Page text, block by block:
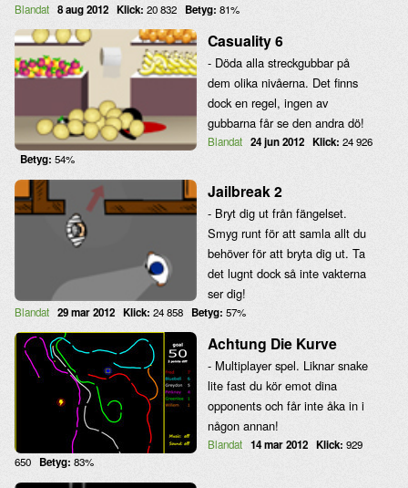
Blandat 8 aug 2012 Klick: 20 832 Betyg: 81%
Casuality 6
- Döda alla streckgubbar på
dem olika nivåerna. Det finns
dock en regel, ingen av
gubbarna får se den andra dö!
Blandat 24 jun 2012 Klick: 24 926
Betyg: 54%
Jailbreak 2
- Bryt dig ut från fängelset.
Smyg runt för att samla allt du
behöver för att bryta dig ut. Ta
det lugnt dock så inte vakterna
ser dig!
Blandat 29 mar 2012 Klick: 24 858 Betyg: 57%
Achtung Die Kurve
- Multiplayer spel. Liknar snake
lite fast du kör emot dina
opponents och får inte åka in i
någon annan!
Blandat 14 mar 2012 Klick: 929
650
Betyg: 83%